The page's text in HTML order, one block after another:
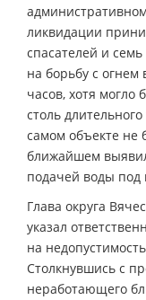
ликвидации
спасателей и
на борьбу с огнем
часов, хотя
столь
самом объекте не
ближайшем
подачей воды
Глава округа
указал
на
Столкнувшись с
неработающего